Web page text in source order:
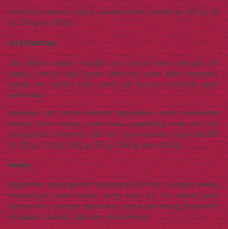
Gramatur dari art paper sendiri antara lain 85 gr, 100 gr, 115
gr, 120 gr an 150 gr.
Art Carton
Jika dilihat sekilas mungkin art carton sama dengan art
paper. Hanya saja ketika disentuh akan jelas berbeda,
sebab art carton lebih tebal jadi secara otomatis akan
lebih kaku.
Biasanya art carton banyak digunakan untuk mencetak
brosur, kartu nama, cover buku, paperbag, map dan lain
sebagainya. Gramatur dari art corton sendiri mulai dari 190
gr, 210 gr, 230 gr, 260 gr, 310 gr, 350 gr dan 400 gr.
Ivory
Bagi anda yang gemar berbelanja di mall, mungkin sering
menjumpai jenis kertas yang satu ini. Ya, sebab jenis
kertas ivory banyak digunakan untuk paperbag (kosmetik
ataupun fashion), dan dos-dos lainnya.